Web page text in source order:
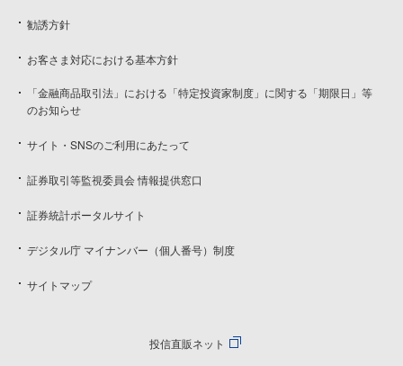
勧誘方針
お客さま対応における基本方針
「金融商品取引法」における「特定投資家制度」に関する「期限日」等
のお知らせ
サイト・SNSのご利用にあたって
証券取引等監視委員会 情報提供窓口
証券統計ポータルサイト
デジタル庁 マイナンバー（個人番号）制度
サイトマップ
投信直販ネット